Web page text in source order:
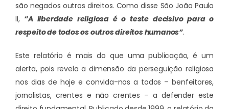
são negados outros direitos. Como disse São João Paulo
II, “A liberdade religiosa é o teste decisivo para o
respeito de todos os outros direitos humanos”.
Este relatório é mais do que uma publicação, é um
alerta, pois revela a dimensão da perseguição religiosa
nos dias de hoje e convida-nos a todos – benfeitores,
jornalistas, crentes e não crentes – a defender este